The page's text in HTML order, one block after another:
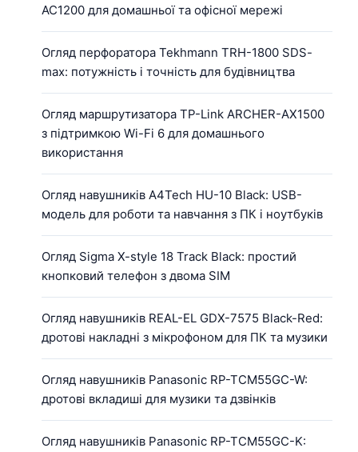
AC1200 для домашньої та офісної мережі
Огляд перфоратора Tekhmann TRH-1800 SDS-
max: потужність і точність для будівництва
Огляд маршрутизатора TP-Link ARCHER-AX1500
з підтримкою Wi-Fi 6 для домашнього
використання
Огляд навушників A4Tech HU-10 Black: USB-
модель для роботи та навчання з ПК і ноутбуків
Огляд Sigma X-style 18 Track Black: простий
кнопковий телефон з двома SIM
Огляд навушників REAL-EL GDX-7575 Black-Red:
дротові накладні з мікрофоном для ПК та музики
Огляд навушників Panasonic RP-TCM55GC-W:
дротові вкладиші для музики та дзвінків
Огляд навушників Panasonic RP-TCM55GC-K: